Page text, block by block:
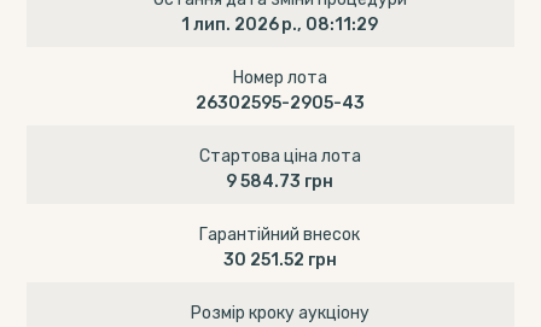
1 лип. 2026 р., 08:11:29
Номер лота
26302595-2905-43
Стартова ціна лота
9 584.73 грн
Гарантійний внесок
30 251.52 грн
Розмір кроку аукціону